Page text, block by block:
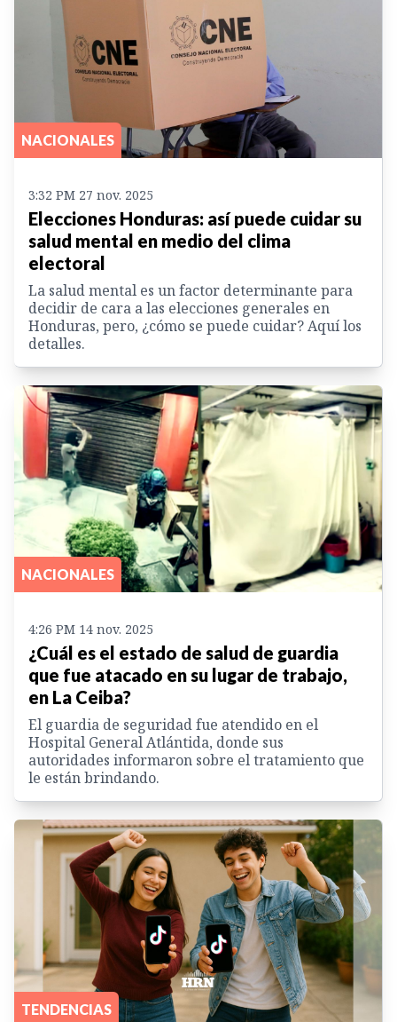
NACIONALES
3:32 PM 27 nov. 2025
Elecciones Honduras: así puede cuidar su
salud mental en medio del clima
electoral
La salud mental es un factor determinante para
decidir de cara a las elecciones generales en
Honduras, pero, ¿cómo se puede cuidar? Aquí los
detalles.
NACIONALES
4:26 PM 14 nov. 2025
¿Cuál es el estado de salud de guardia
que fue atacado en su lugar de trabajo,
en La Ceiba?
El guardia de seguridad fue atendido en el
Hospital General Atlántida, donde sus
autoridades informaron sobre el tratamiento que
le están brindando.
TENDENCIAS